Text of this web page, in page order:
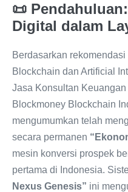
📜
Digital dalam
Berdasarkan
Blockchain dan Artificial
Jasa Konsultan
Blockmoney Blockchain
mengumumkan telah
secara permanen
mesin konversi prospek
pertama di Indonesia.
Nexus Genesis” ini